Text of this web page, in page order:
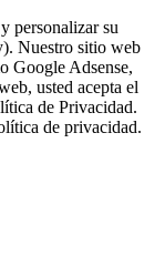
personalizar su
Nuestro sitio web
Google Adsense,
usted acepta el
de Privacidad.
de privacidad.